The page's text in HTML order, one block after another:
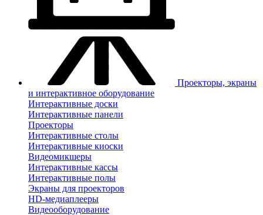
Проекторы, экраны
и интерактивное оборудование
Интерактивные доски
Интерактивные панели
Проекторы
Интерактивные столы
Интерактивные киоски
Видеомикшеры
Интерактивные кассы
Интерактивные полы
Экраны для проекторов
HD-медиаплееры
Видеооборудование